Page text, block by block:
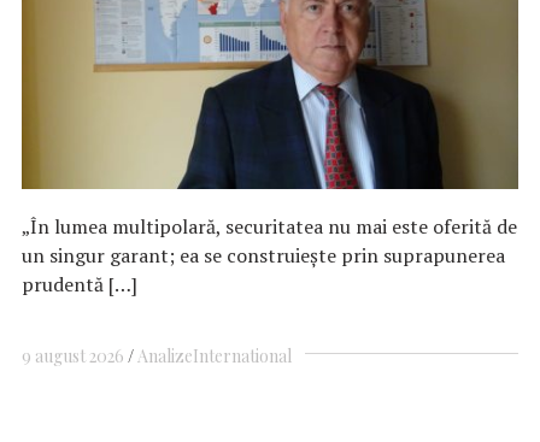
„În lumea multipolară, securitatea nu mai este oferită de
un singur garant; ea se construiește prin suprapunerea
prudentă […]
9 august 2026 AnalizeInternational